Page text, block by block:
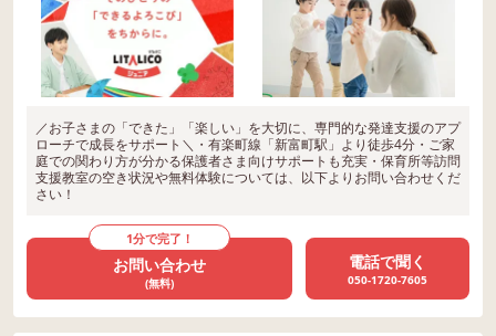
／お子さまの「できた」「楽しい」を大切に、専門的な発達支援のアプ
ローチで成長をサポート＼・有楽町線「新富町駅」より徒歩4分・ご家
庭での関わり方が分かる保護者さま向けサポートも充実・保育所等訪問
支援教室の空き状況や無料体験については、以下よりお問い合わせくだ
さい！
1分で完了！
お問い合わせ
(無料)
電話で聞く
050-1720-7605